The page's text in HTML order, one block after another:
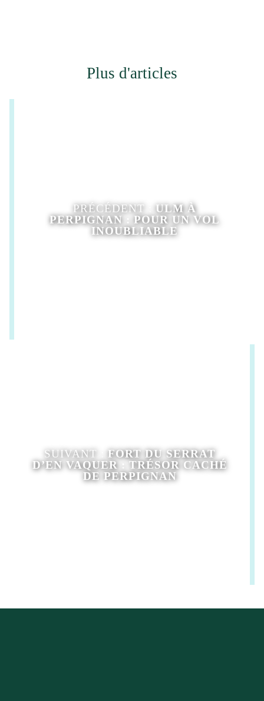
Plus d'articles
PRÉCÉDENT : ULM À
PERPIGNAN : POUR UN VOL
INOUBLIABLE
SUIVANT :FORT DU SERRAT
D’EN VAQUER : TRÉSOR CACHÉ
DE PERPIGNAN